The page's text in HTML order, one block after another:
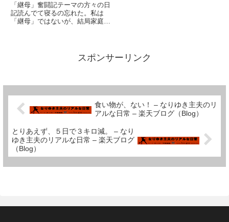
「継母」奮闘記テーマの方々の日
記読んでて寝るの忘れた。私は
「継母」ではないが、結局家庭環
る業が大半かと思っていたが、ど
うやらそうではないのかもしれなスポンサーリンク
食い物が、ない！ – なりゆき主夫のリ
アルな日常 – 楽天ブログ（Blog）
とりあえず、５日で３キロ減。 – なり
ゆき主夫のリアルな日常 – 楽天ブログ
（Blog）